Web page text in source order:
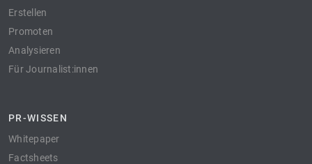
Erstellen
Promoten
Analysieren
Für Journalist:innen
PR-WISSEN
Whitepaper
Factsheets